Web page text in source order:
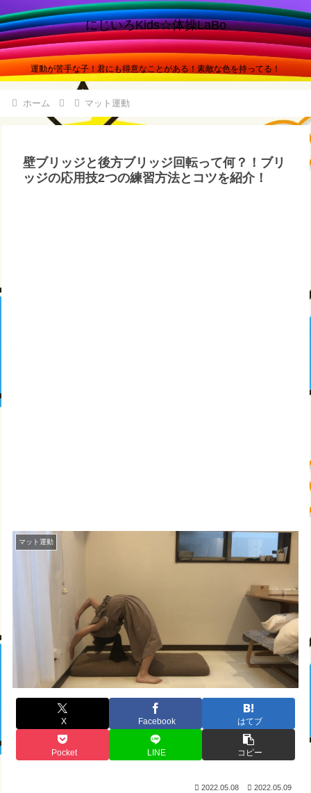
にじいろKids☆体操LaBo
運動が苦手な子！君にも得意なことがある！素敵な色を持ってる！
ホーム マット運動
壁ブリッジと後方ブリッジ回転って何？！ブリ
ッジの応用技2つの練習方法とコツを紹介！
マット運動
X Facebook はてブ
Pocket LINE コピー
2022.05.08 2022.05.09